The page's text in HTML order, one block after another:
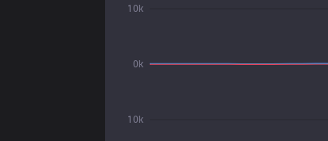
10k
0k
10k